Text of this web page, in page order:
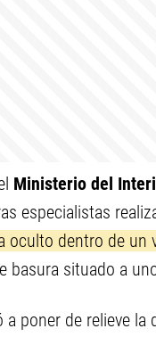
Ministerio del
especialistas
oculto dentro de un
basura situado a
a poner de relieve